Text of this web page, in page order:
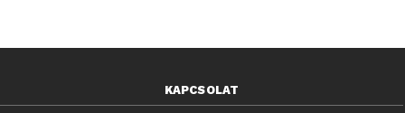
KAPCSOLAT